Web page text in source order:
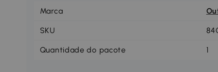
Marca
SKU
Quantidade do pacote 1